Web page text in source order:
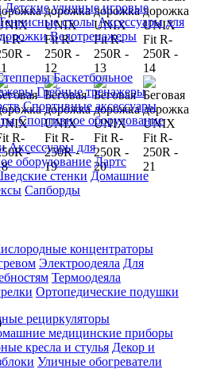
Детские уличные игровые
столы Аксессуары для
Велотренажеры
Баскетбольное
Гребные тренажеры
Спортивные аксессуары
Спортивное оборудование
Аксессуары для
оборудование Дартс
стенки Домашние
Сапборды
концентраторы
Электроодеяла Для
Термоодеяла
Ортопедические подушки
рециркуляторы
медицинские приборы
кресла и стулья Декор и
Уличные обогреватели